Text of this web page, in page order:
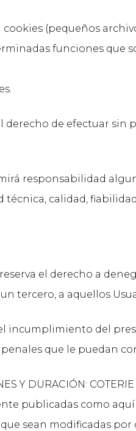
cookies (pequeños
funciones que
el derecho de efectuar
responsabilidad
calidad,
reserva el derecho a
tercero, a aquellos
el incumplimiento del
que le puedan
Y DURACIÓN:
publicadas como
sean modificadas